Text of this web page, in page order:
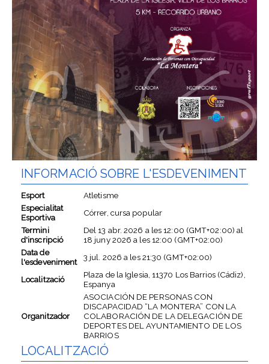
INFORMACIÓ SOBRE L'ESDEVENIMENT
Esport
Atletisme
Especialitat
Esportiva
Córrer, cursa popular
Termini
d'inscripció
Del13 abr. 2026 a les12:00 (GMT+02:00) al
18 juny 2026 a les12:00 (GMT+02:00)
Data de
l'esdeveniment
3 jul. 2026 a les21:30 (GMT+02:00)
Localització
Plaza de la Iglesia, 11370 Los Barrios (Cádiz),
Espanya
Organitzador
ASOCIACIÓN DE PERSONAS CON
DISCAPACIDAD “LA MONTERA” CON LA
COLABORACIÓN DE LA DELEGACIÓN DE
DEPORTES DEL AYUNTAMIENTO DE LOS
BARRIOS
LOCALITZACIÓ